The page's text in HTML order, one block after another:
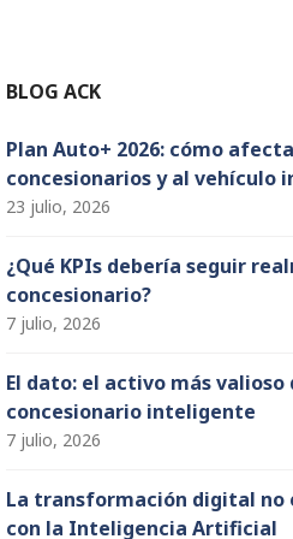
BLOG ACK
Plan Auto+ 2026: cómo
concesionarios y al vehículo
23 julio, 2026
¿Qué KPIs debería seguir
concesionario?
7 julio, 2026
El dato: el activo más valioso
concesionario inteligente
7 julio, 2026
La transformación digital no
con la Inteligencia Artificial